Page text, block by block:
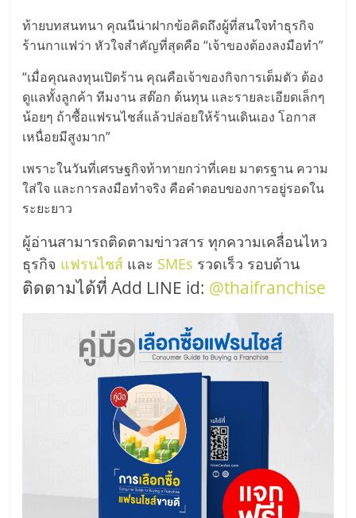
ท้ายบทสนทนา คุณนีน่าฝากข้อคิดถึงผู้ที่สนใจทำธุรกิจ
ร้านกาแฟว่า หัวใจสำคัญที่สุดคือ “เจ้าของต้องลงมือทำ”
“เมื่อคุณลงทุนเปิดร้าน คุณคือเจ้าของกิจการเต็มตัว ต้อง
ดูแลทั้งลูกค้า ทีมงาน สต๊อก ต้นทุน และรายละเอียดเล็กๆ
น้อยๆ ถ้าซื้อแฟรนไชส์แล้วปล่อยให้ร้านเดินเอง โอกาส
เหนื่อยมีสูงมาก”
เพราะในวันที่เศรษฐกิจท้าทายกว่าที่เคย มาตรฐาน ความ
ใส่ใจ และการลงมือทำจริง คือคำตอบของการอยู่รอดใน
ระยะยาว
ผู้อ่านสามารถติดตามข่าวสาร ทุกความเคลื่อนไหว
ธุรกิจ แฟรนไชส์ และ SMEs รวดเร็ว รอบด้าน
ติดตามได้ที่ Add LINE id: @thaifranchise